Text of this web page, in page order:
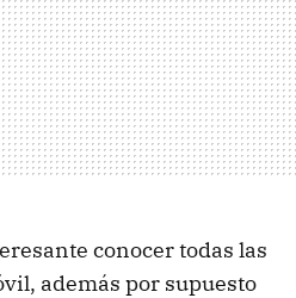
conocer todas las
además por supuesto